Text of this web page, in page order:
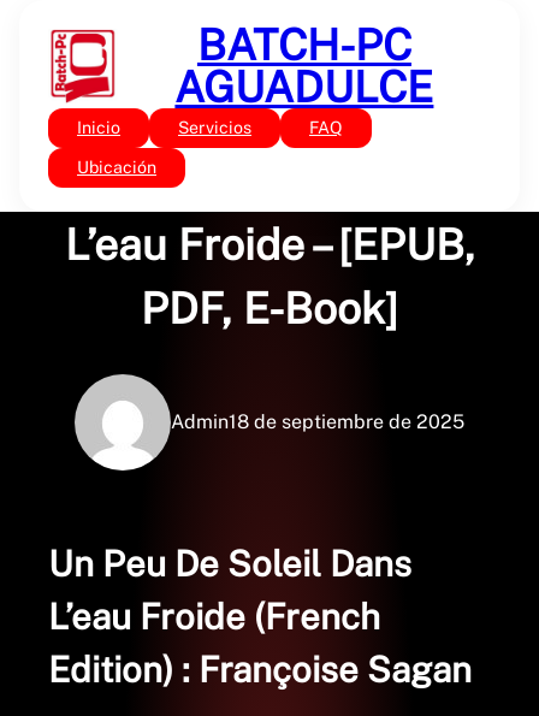
contenido
BATCH-PC
AGUADULCE
Inicio Servicios FAQ
Ubicación
Sin categoría
Un Peu De Soleil Dans
L’eau Froide – [EPUB,
PDF, E-Book]
Admin18 de septiembre de 2025
Un Peu De Soleil Dans
L’eau Froide (French
Edition) : Françoise Sagan